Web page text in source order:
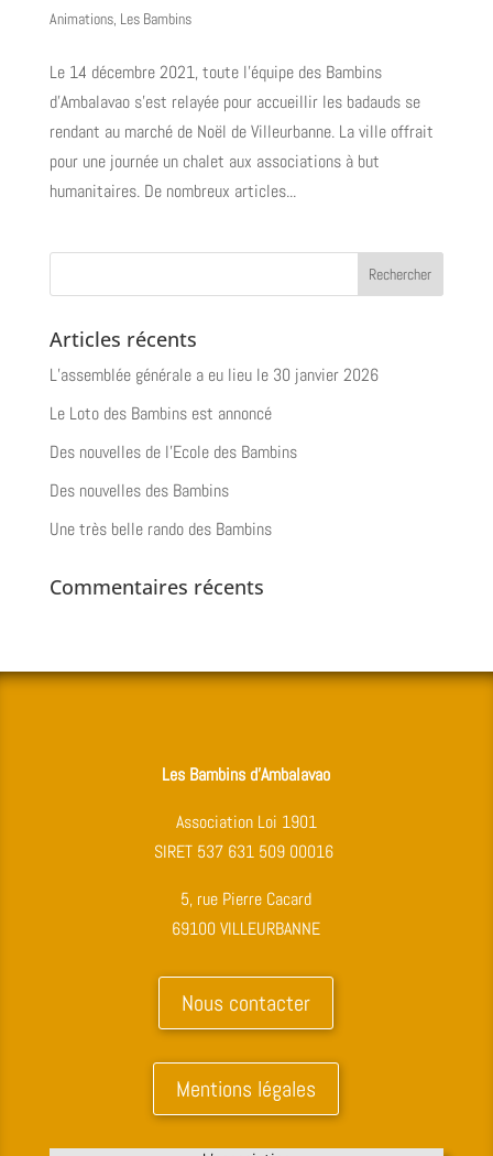
Animations, Les Bambins
Le 14 décembre 2021, toute l’équipe des Bambins
d’Ambalavao s’est relayée pour accueillir les badauds se
rendant au marché de Noël de Villeurbanne. La ville offrait
pour une journée un chalet aux associations à but
humanitaires. De nombreux articles...
Articles récents
L’assemblée générale a eu lieu le 30 janvier 2026
Le Loto des Bambins est annoncé
Des nouvelles de l’Ecole des Bambins
Des nouvelles des Bambins
Une très belle rando des Bambins
Commentaires récents
Les Bambins d’Ambalavao
Association Loi 1901
SIRET 537 631 509 00016
5, rue Pierre Cacard
69100 VILLEURBANNE
Nous contacter
Mentions légales